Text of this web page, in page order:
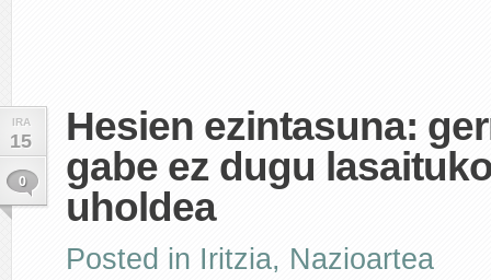
IRA
15
0
Hesien ezintasuna:
gabe ez dugu
uholdea
Posted in Iritzia, Nazioartea